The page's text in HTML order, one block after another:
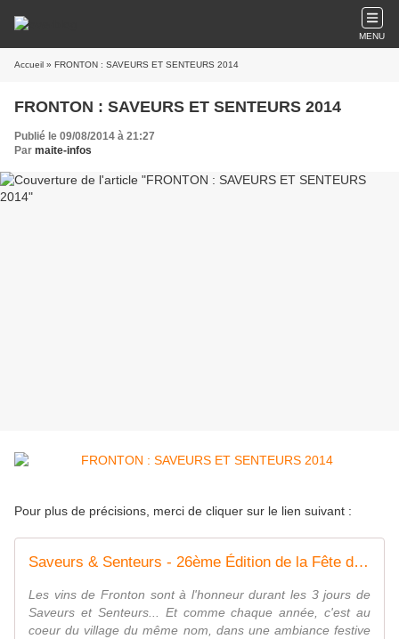
MENU
Accueil » FRONTON : SAVEURS ET SENTEURS 2014
FRONTON : SAVEURS ET SENTEURS 2014
Publié le 09/08/2014 à 21:27
Par maite-infos
Pour plus de précisions, merci de cliquer sur le lien suivant :
Saveurs & Senteurs - 26ème Édition de la Fête des Vins de Fronton
Les vins de Fronton sont à l'honneur durant les 3 jours de
Saveurs et Senteurs... Et comme chaque année, c'est au
coeur du village du même nom, dans une ambiance festive